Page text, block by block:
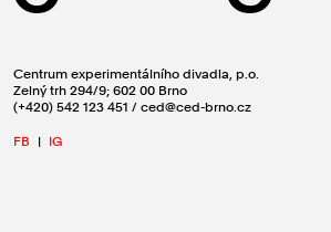
Centrum experimentálního divadla, p.o.
Zelný trh 294/9; 602 00 Brno
(+420) 542 123 451 / ced@ced-brno.cz
FB | IG